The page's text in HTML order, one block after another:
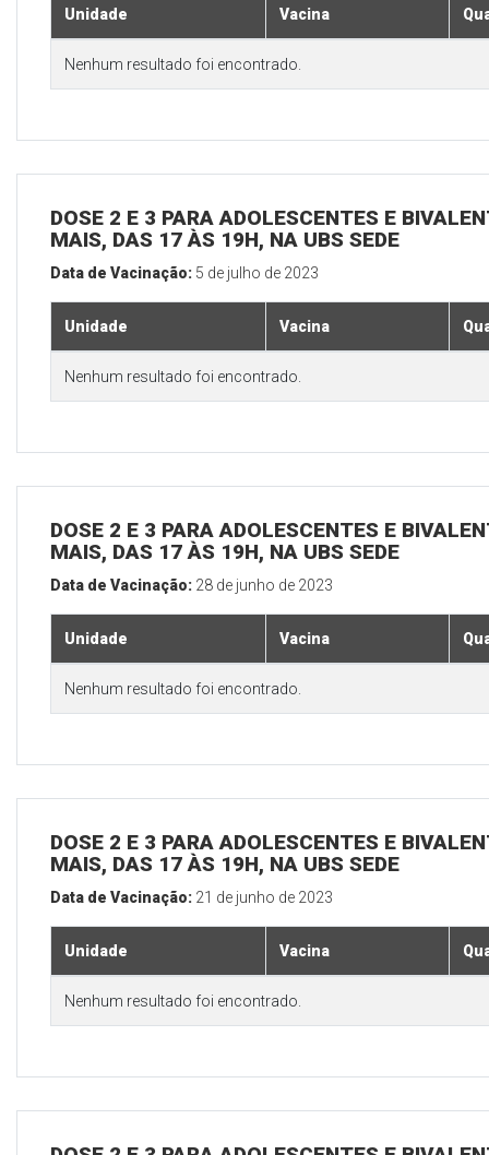
Unidade Vacina
Nenhum resultado foi encontrado.
DOSE 2 E 3 PARA ADOLESCENTES E
MAIS, DAS 17 ÀS 19H, NA UBS SEDE
Data de Vacinação: 5 de julho de 2023
Unidade Vacina
Nenhum resultado foi encontrado.
DOSE 2 E 3 PARA ADOLESCENTES E
MAIS, DAS 17 ÀS 19H, NA UBS SEDE
Data de Vacinação: 28 de junho de 2023
Unidade Vacina
Nenhum resultado foi encontrado.
DOSE 2 E 3 PARA ADOLESCENTES E
MAIS, DAS 17 ÀS 19H, NA UBS SEDE
Data de Vacinação: 21 de junho de 2023
Unidade Vacina
Nenhum resultado foi encontrado.